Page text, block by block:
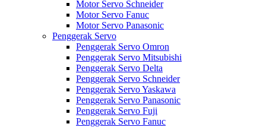
Motor Servo Schneider
Motor Servo Fanuc
Motor Servo Panasonic
Penggerak Servo
Penggerak Servo Omron
Penggerak Servo Mitsubishi
Penggerak Servo Delta
Penggerak Servo Schneider
Penggerak Servo Yaskawa
Penggerak Servo Panasonic
Penggerak Servo Fuji
Penggerak Servo Fanuc